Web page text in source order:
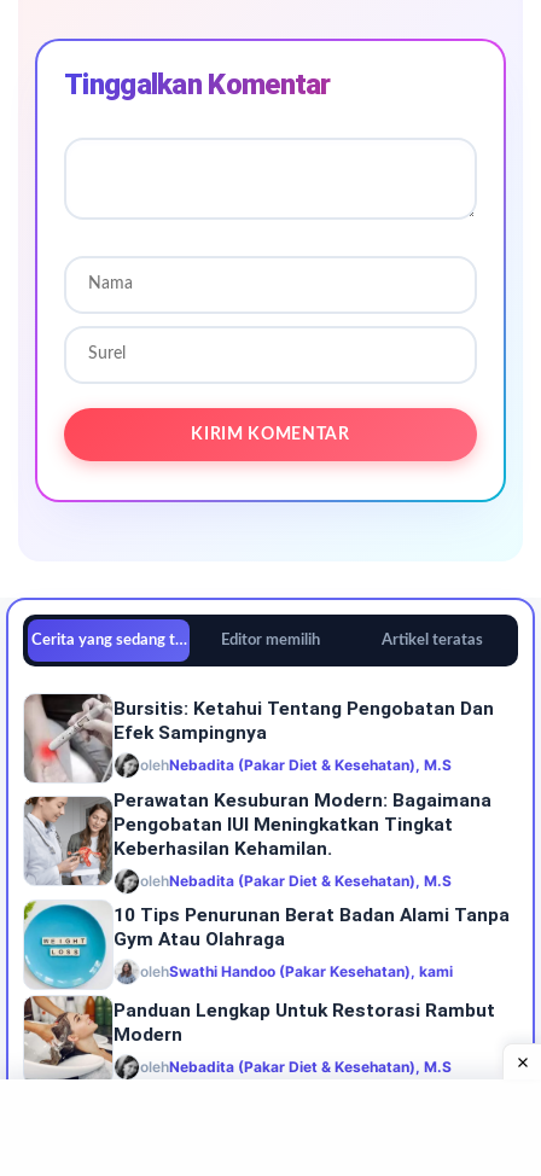
Tinggalkan Komentar
Cerita yang sedang tren Editor memilih Artikel teratas
Bursitis: Ketahui Tentang Pengobatan Dan
Efek Sampingnya
olehNebadita (Pakar Diet & Kesehatan), M.S
Perawatan Kesuburan Modern: Bagaimana
Pengobatan IUI Meningkatkan Tingkat
Keberhasilan Kehamilan.
olehNebadita (Pakar Diet & Kesehatan), M.S
10 Tips Penurunan Berat Badan Alami Tanpa
Gym Atau Olahraga
olehSwathi Handoo (Pakar Kesehatan), kami
Panduan Lengkap Untuk Restorasi Rambut
Modern
olehNebadita (Pakar Diet & Kesehatan), M.S